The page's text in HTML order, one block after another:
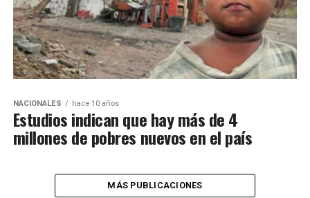
NACIONALES hace 10 años
Estudios indican que hay más de 4
millones de pobres nuevos en el país
MÁS PUBLICACIONES